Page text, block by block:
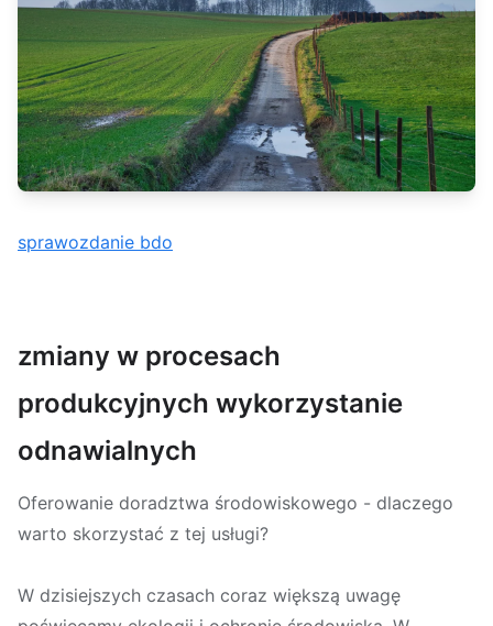
sprawozdanie bdo
zmiany w procesach
produkcyjnych wykorzystanie
odnawialnych
Oferowanie doradztwa środowiskowego - dlaczego
warto skorzystać z tej usługi?
W dzisiejszych czasach coraz większą uwagę